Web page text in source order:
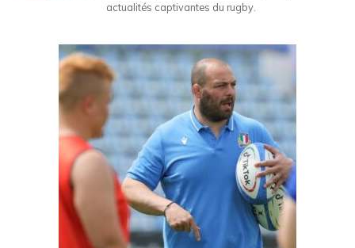
actualités captivantes du rugby.